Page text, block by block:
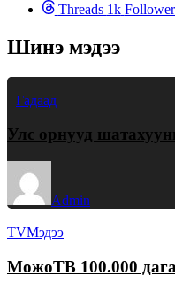
Threads 1k
Шинэ мэдээ
Гадаад
Улс орнууд
Admin
TVМэдээ
МожоТВ 100.000